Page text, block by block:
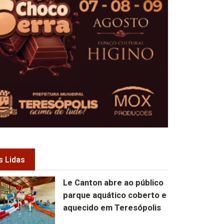
Lidas
Le Canton abre ao público
parque aquático coberto e
aquecido em Teresópolis